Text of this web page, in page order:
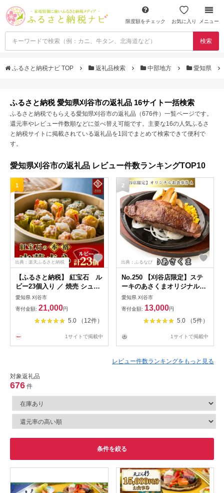
限度額をチェック お気に入り メニュー
検索
ふるさと納税ナビ TOP 返礼品検索 中部地方 愛知県
ふるさと納税 愛知県刈谷市の返礼品 16サイト一括検索
ふるさと納税でもらえる愛知県刈谷市の返礼品（676件）一覧ページです。
還元率やレビュー件数順などに並べ替え可能です。主要な16の人気ふるさ
と納税サイトに掲載されている返礼品を1回でまとめて検索できて便利で
す。
愛知県刈谷市の返礼品 レビュー件数ランキングTOP10
1
出典：楽天ふるさと納税
【ふるさと納税】 紅宝石 ル
ビー23個入り ／ 焼売 シュウ
マイ 詰め合わせ 点心 中華 惣
菜 冷凍食品 電子レンジ調理
手作り 台湾シェフ 食べ比べ
家庭用 おかず 送料無料 愛知
愛知県 刈谷市
寄付金額: 21,000円
5.0 （12件）
1サイトで掲載中
2
出典：ふるなび
No.250 【刈谷店限定】ステ
ーキのあさくまオリジナルお
食事券A
愛知県 刈谷市
寄付金額: 13,000円
5.0 （5件）
1サイトで掲載中
レビュー件数ランキングをもっと見る
対象返礼品
676 件
条件を絞る